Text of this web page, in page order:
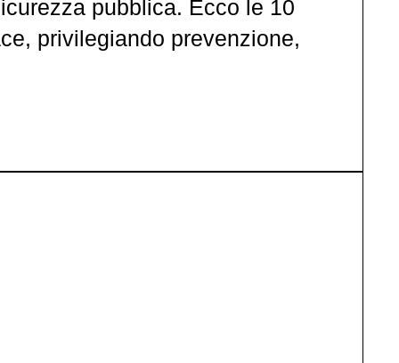
pubblica. Ecco le 10
privilegiando prevenzione,